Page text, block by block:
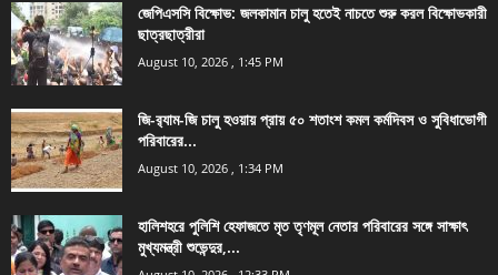
জেপিএসসি বিক্ষোভ: জলকামান চালু হতেই নাচতে শুরু করল বিক্ষোভকারী
ছাত্রছাত্রীরা
August 10, 2026 , 1:45 PM
জি-র‍্যাম-জি চালু হওয়ায় প্রায় ৫০ শতাংশ কমল কর্মদিবস ও সুবিধাভোগী
পরিবারের...
August 10, 2026 , 1:34 PM
হালিশহরে পুলিশি হেফাজতে মৃত তৃণমূল নেতার পরিবারের সঙ্গে সাক্ষাৎ
মুখ্যমন্ত্রী শুভেন্দুর,...